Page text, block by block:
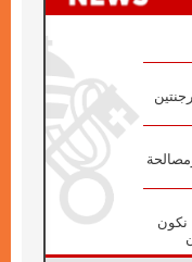
نكون